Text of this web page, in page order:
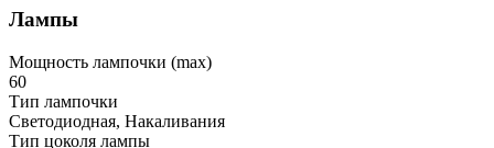
Лампы
Мощность лампочки (max)
60
Тип лампочки
Светодиодная, Накаливания
Тип цоколя лампы